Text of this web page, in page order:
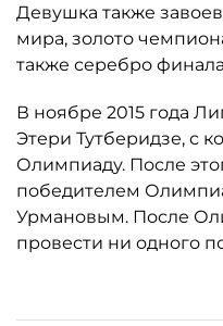
Девушка также
мира, золото
также серебро
В ноябре 2015 года
Этери Тутберидзе, с
Олимпиаду. После
победителем
Урмановым. После
провести ни одного